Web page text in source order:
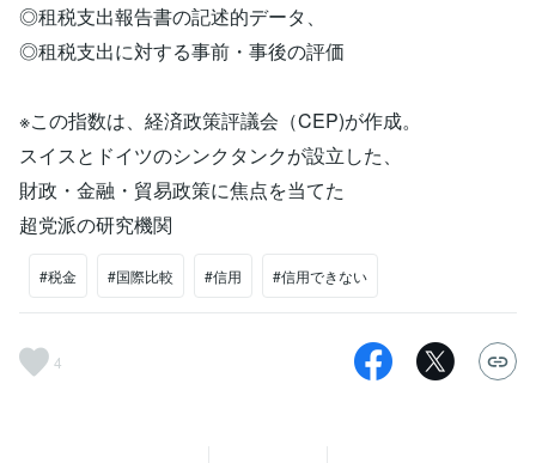
◎租税支出報告書の記述的データ、
◎租税支出に対する事前・事後の評価
※この指数は、経済政策評議会（CEP)が作成。
スイスとドイツのシンクタンクが設立した、
財政・金融・貿易政策に焦点を当てた
超党派の研究機関
#税金 #国際比較 #信用 #信用できない
4